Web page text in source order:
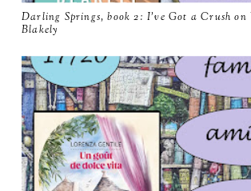
Darling Springs, book 2: I've Got a Crush on
Blakely